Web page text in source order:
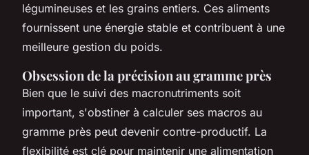
légumineuses et les grains entiers. Ces aliments
fournissent une énergie stable et contribuent à une
meilleure gestion du poids.
Obsession de la précision au gramme près
Bien que le suivi des macronutriments soit
important, s'obstiner à calculer ses macros au
gramme près peut devenir contre-productif. La
flexibilité est clé pour maintenir une alimentation